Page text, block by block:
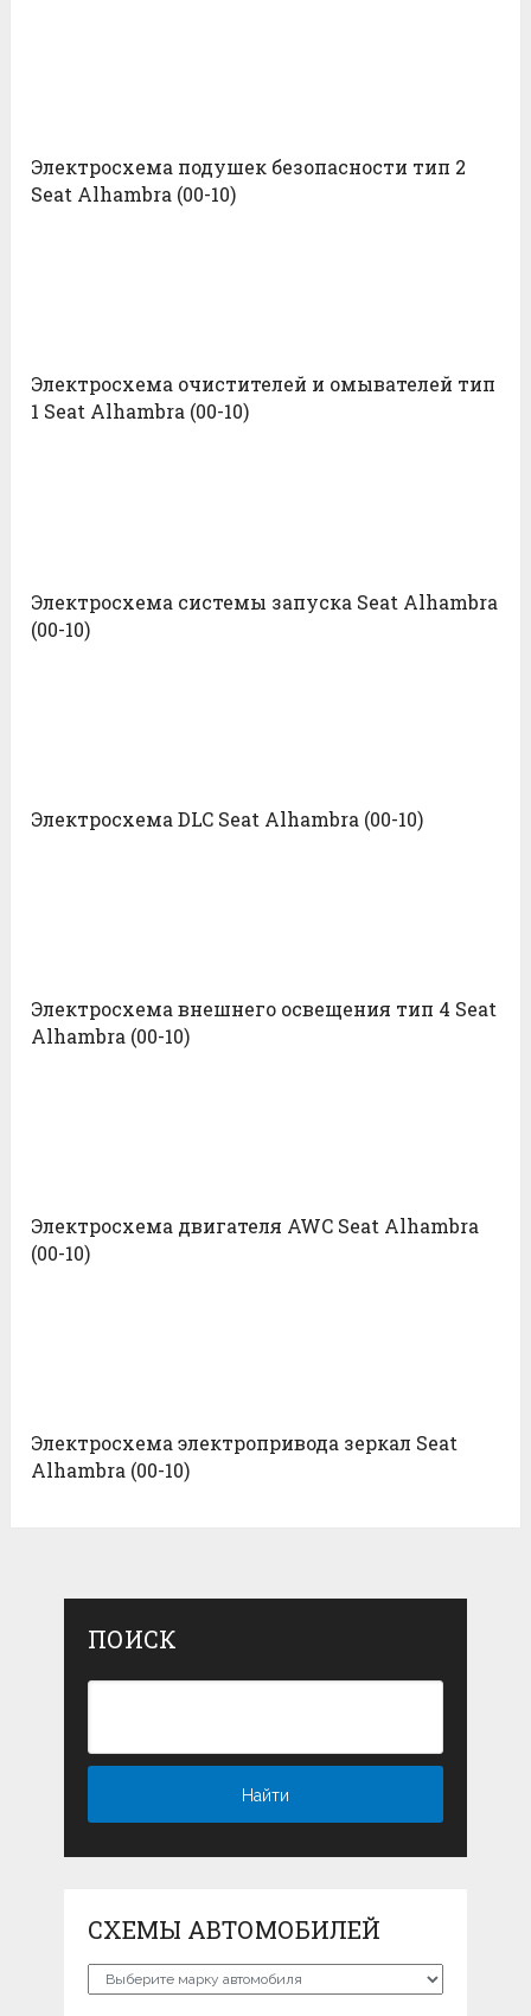
Электросхема подушек безопасности тип 2
Seat Alhambra (00-10)
Электросхема очистителей и омывателей тип
1 Seat Alhambra (00-10)
Электросхема системы запуска Seat Alhambra
(00-10)
Электросхема DLC Seat Alhambra (00-10)
Электросхема внешнего освещения тип 4 Seat
Alhambra (00-10)
Электросхема двигателя AWC Seat Alhambra
(00-10)
Электросхема электропривода зеркал Seat
Alhambra (00-10)
ПОИСК
СХЕМЫ АВТОМОБИЛЕЙ
Схемы